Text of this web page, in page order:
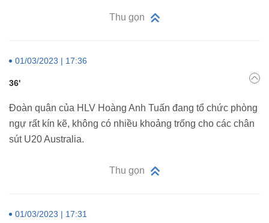
Thu gọn
01/03/2023 | 17:36
36'
Đoàn quân của HLV Hoàng Anh Tuấn đang tổ chức phòng
ngự rất kín kẽ, không có nhiều khoảng trống cho các chân
sút U20 Australia.
Thu gọn
01/03/2023 | 17:31